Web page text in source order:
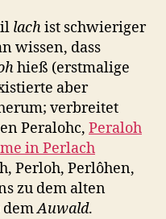
lachist schwieriger
wissen, dass
hieß (erstmalige
aber
verbreitet
Peralohc, Peraloh
in Perlach
Perloh, Perlôhen,
zu dem alten
demAuwald.